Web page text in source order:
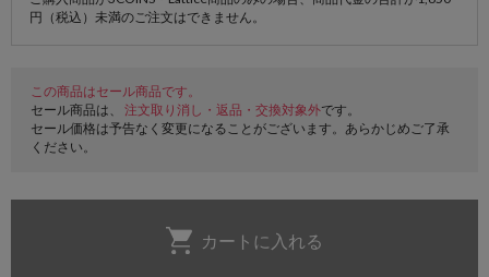
円（税込）未満のご注文はできません。
この商品はセール商品です。
セール商品は、 注文取り消し・返品・交換対象外です。
セール価格は予告なく変更になることがございます。あらかじめご了承
ください。